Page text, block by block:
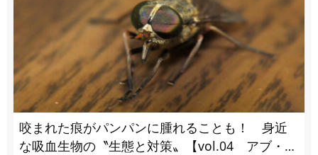
咬まれた痕がパンパンに腫れることも！ 身近
な吸血生物の〝生態と対策〟【vol.04 アブ・ブ